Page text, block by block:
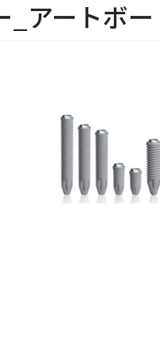
アートボー